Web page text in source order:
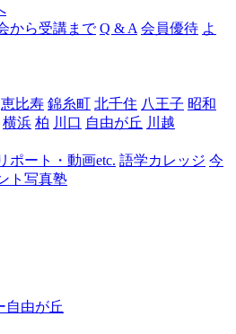
ャ
由
丘
から受講まで Q & A 会員優待 よ
恵比寿 錦糸町 北千住 八王子 昭和
横浜 柏 川口 自由が丘 川越
ポート・動画etc. 語学カレッジ 今
ト写真塾
自由が丘